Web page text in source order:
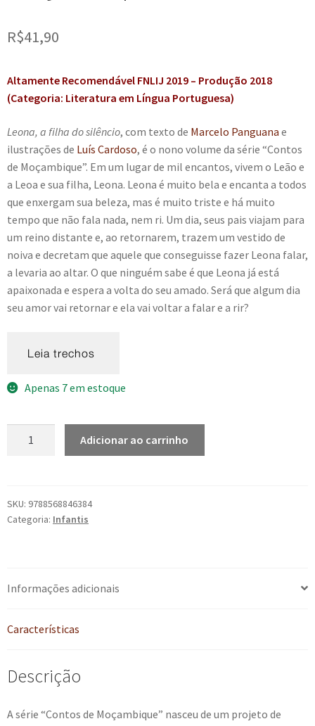
R$41,90
Altamente Recomendável FNLIJ 2019 – Produção 2018
(Categoria: Literatura em Língua Portuguesa)
Leona, a filha do silêncio, com texto de Marcelo Panguana e
ilustrações de Luís Cardoso, é o nono volume da série “Contos
de Moçambique”. Em um lugar de mil encantos, vivem o Leão e
a Leoa e sua filha, Leona. Leona é muito bela e encanta a todos
que enxergam sua beleza, mas é muito triste e há muito
tempo que não fala nada, nem ri. Um dia, seus pais viajam para
um reino distante e, ao retornarem, trazem um vestido de
noiva e decretam que aquele que conseguisse fazer Leona falar,
a levaria ao altar. O que ninguém sabe é que Leona já está
apaixonada e espera a volta do seu amado. Será que algum dia
seu amor vai retornar e ela vai voltar a falar e a rir?
Apenas 7 em estoque
silêncio
-
Contos
Moçambique
Adicionar ao carrinho
SKU: 9788568846384
Categoria: Infantis
Informações adicionais
Características
Descrição
A série “Contos de Moçambique” nasceu de um projeto de